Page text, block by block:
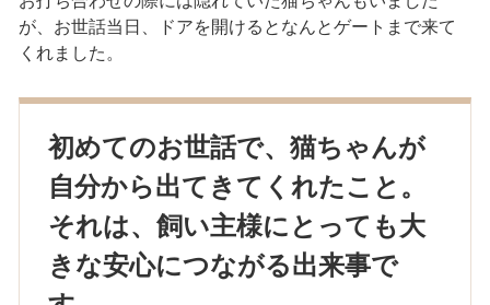
が、お世話当日、ドアを開けるとなんとゲートまで来て
くれました。
初めてのお世話で、猫ちゃんが
自分から出てきてくれたこと。
それは、飼い主様にとっても大
きな安心につながる出来事で